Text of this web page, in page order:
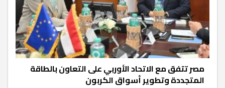
مصر تتفق مع الاتحاد الأوربي على التعاون بالطاقة
المتجددة وتطوير أسواق الكربون